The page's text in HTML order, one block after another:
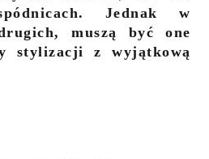
Jednak w
muszą być one
stylizacji z wyjątkową